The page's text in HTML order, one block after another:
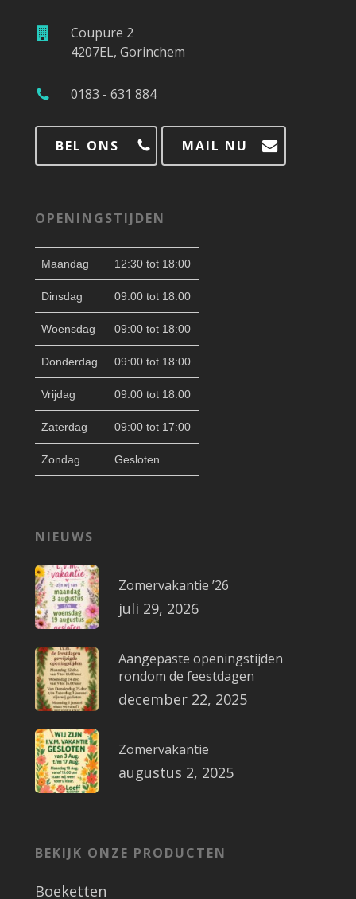
Coupure 2
4207EL, Gorinchem
0183 - 631 884
BEL ONS MAIL NU
OPENINGSTIJDEN
Maandag 12:30 tot 18:00
Dinsdag 09:00 tot 18:00
Woensdag 09:00 tot 18:00
Donderdag 09:00 tot 18:00
Vrijdag 09:00 tot 18:00
Zaterdag 09:00 tot 17:00
Zondag Gesloten
NIEUWS
Zomervakantie ’26
juli 29, 2026
Aangepaste openingstijden
rondom de feestdagen
december 22, 2025
Zomervakantie
augustus 2, 2025
BEKIJK ONZE PRODUCTEN
Boeketten